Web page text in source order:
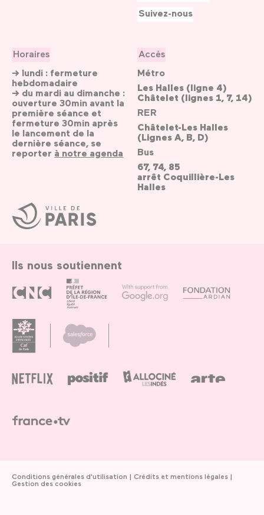
Ville
de
Paris
Horaires
→ lundi : fermeture
hebdomadaire
→ du mardi au dimanche :
ouverture 30min avant la
première séance et
fermeture 30min après
le lancement de la
dernière séance, se
reporter à notre agenda
Accès
Métro
Les Halles (ligne 4)
Châtelet (lignes 1, 7, 14)
RER
Châtelet-Les Halles
(Lignes A, B, D)
Bus
67, 74, 85
arrêt Coquillière-Les
Halles
Suivez-nous
Ils nous soutiennent
Conditions générales d'utilisation
Crédits et mentions légales
Gestion des cookies